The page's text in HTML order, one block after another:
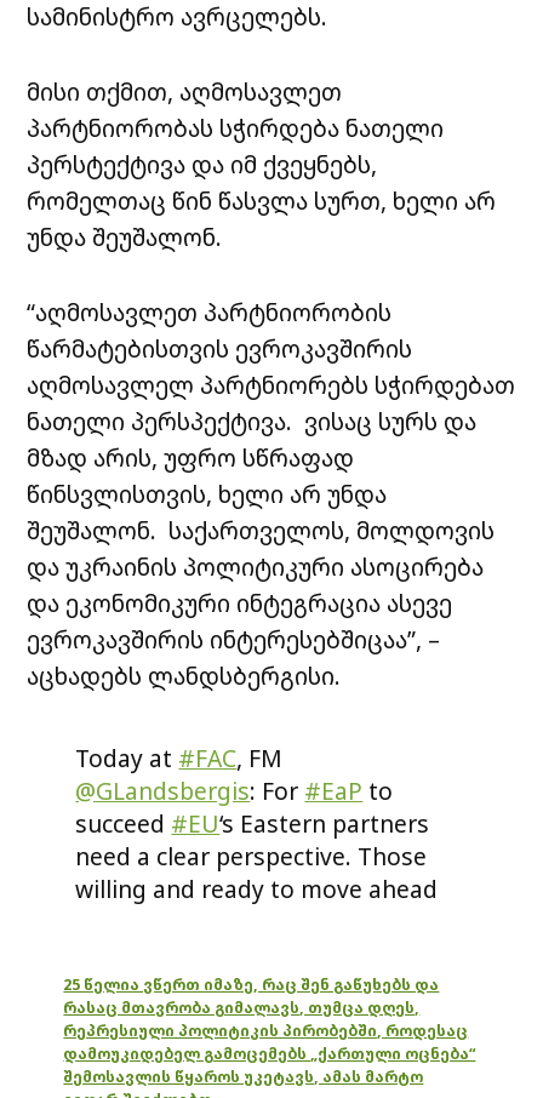
სამინისტრო ავრცელებს.
მისი თქმით, აღმოსავლეთ
პარტნიორობას სჭირდება ნათელი
პერსტექტივა და იმ ქვეყნებს,
რომელთაც წინ წასვლა სურთ, ხელი არ
უნდა შეუშალონ.
“აღმოსავლეთ პარტნიორობის
წარმატებისთვის ევროკავშირის
აღმოსავლელ პარტნიორებს სჭირდებათ
ნათელი პერსპექტივა. ვისაც სურს და
მზად არის, უფრო სწრაფად
წინსვლისთვის, ხელი არ უნდა
შეუშალონ. საქართველოს, მოლდოვის
და უკრაინის პოლიტიკური ასოცირება
და ეკონომიკური ინტეგრაცია ასევე
ევროკავშირის ინტერესებშიცაა”, –
აცხადებს ლანდსბერგისი.
Today at #FAC, FM
@GLandsbergis: For #EaP to
succeed #EU‘s Eastern partners
need a clear perspective. Those
willing and ready to move ahead
integration with ?????? is also
within the interest of the EU ??.
pic.twitter.com/eM7STlfeKf
25 წელია ვწერთ იმაზე, რაც შენ გაწუხებს და
რასაც მთავრობა გიმალავს, თუმცა დღეს,
რეპრესიული პოლიტიკის პირობებში, როდესაც
დამოუკიდებელ გამოცემებს „ქართული ოცნება“
შემოსავლის წყაროს უკეტავს, ამას მარტო